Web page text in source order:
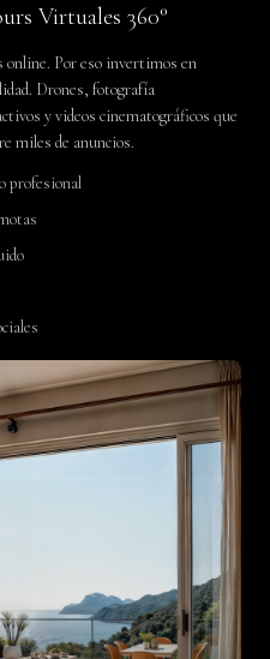
Virtuales 360°
online. Por eso invertimos en
Drones, fotografía
y videos cinematográficos que
miles de anuncios.
profesional